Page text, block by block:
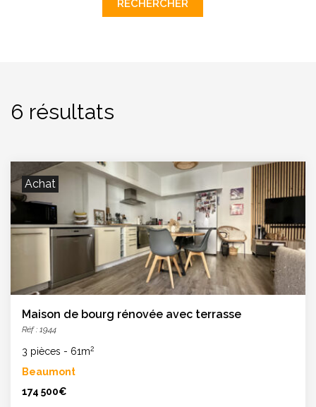
6 résultats
Achat
Maison de bourg rénovée avec terrasse
Réf : 1944
3 pièces - 61m2
Beaumont
174 500€